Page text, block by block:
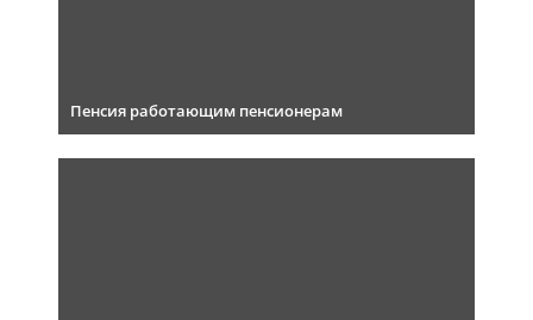
Пенсия работающим пенсионерам